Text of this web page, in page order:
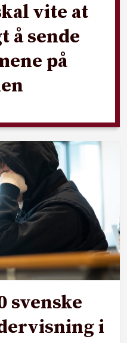
vite at
å sende
på
svenske
i